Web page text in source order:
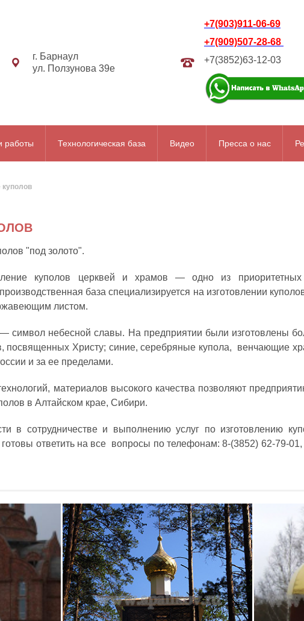
г. Барнаул
ул. Ползунова 39е
+7(903)911-06-69
+7(909)507-28-68
+7(3852)63-12-03
работы Технологическая база Видео Пресса о нас
куполов
"под золото".
куполов церквей и храмов — одно из
база специализируется на изготовлении
листом.
символ небесной славы. На предприятии были изготовлены
посвященных Христу; синие, серебряные купола, венчающие
и за ее пределами.
материалов высокого качества позволяют
в Алтайском крае, Сибири.
в сотрудничестве и выполнению услуг по изготовлению
ответить на все вопросы по телефонам: 8-(3852) 62-79-